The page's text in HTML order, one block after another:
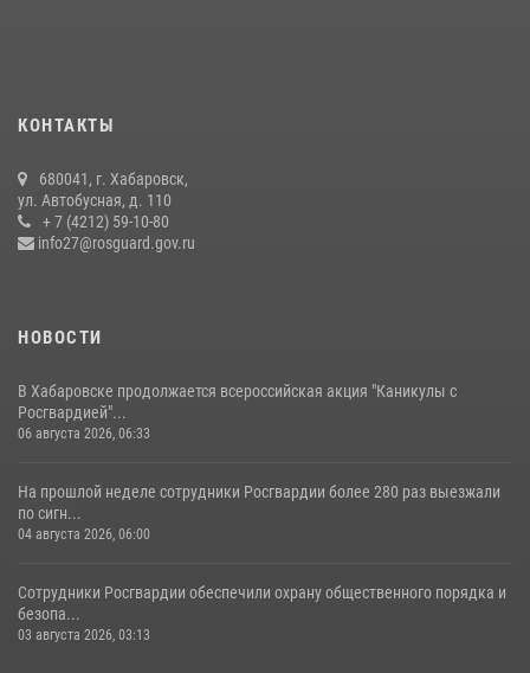
13 июля 2026, 00:31
гражданам государственные услуги в сфере оборота оружия,
частной детективной и охранной деятельности
17 июля 2026, 03:45
КОНТАКТЫ
680041, г. Хабаровск,
ул. Автобусная, д. 110
+ 7 (4212) 59-10-80
info27@rosguard.gov.ru
НОВОСТИ
В Хабаровске продолжается всероссийская акция "Каникулы с
Росгвардией"...
06 августа 2026, 06:33
На прошлой неделе сотрудники Росгвардии более 280 раз выезжали
по сигн...
04 августа 2026, 06:00
Сотрудники Росгвардии обеспечили охрану общественного порядка и
безопа...
03 августа 2026, 03:13